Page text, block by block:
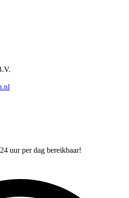
uur per dag bereikbaar!